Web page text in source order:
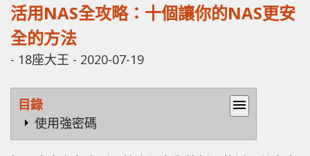
活用NAS全攻略：十個讓你的NAS更安
全的方法
- 18座大王 - 2020-07-19
目錄
menu
使用強密碼